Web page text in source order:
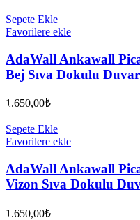
Sepete Ekle
Favorilere ekle
AdaWall Ankawall
Bej Sıva Dokulu Duvar
1.650,00₺
Sepete Ekle
Favorilere ekle
AdaWall Ankawall
Vizon Sıva Dokulu
1.650,00₺